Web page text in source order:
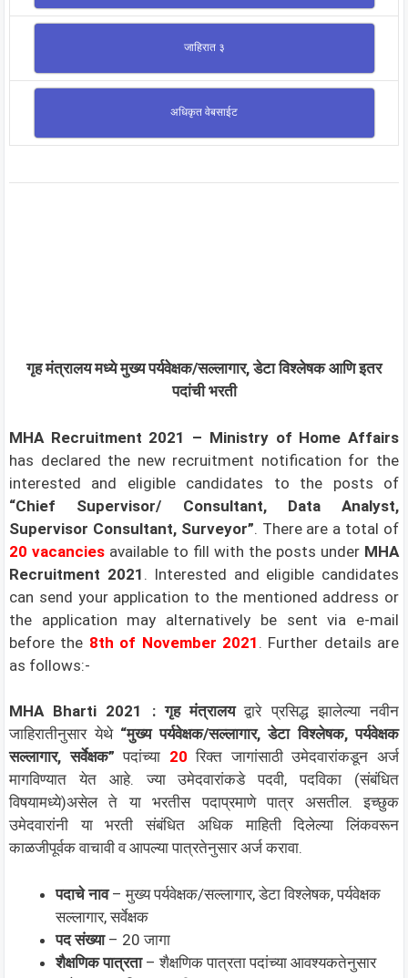
जाहिरात ३
अधिकृत वेबसाईट
गृह मंत्रालय मध्ये मुख्य पर्यवेक्षक/सल्लागार, डेटा विश्लेषक आणि इतर
पदांची भरती
MHA Recruitment 2021 – Ministry of Home Affairs
has declared the new recruitment notification for the
interested and eligible candidates to the posts of
“Chief Supervisor/ Consultant, Data Analyst,
Supervisor Consultant, Surveyor”. There are a total of
20 vacancies available to fill with the posts under MHA
Recruitment 2021 . Interested and eligible candidates
can send your application to the mentioned address or
the application may alternatively be sent via e-mail
before the 8th of November 2021 . Further details are
as follows:-
MHA Bharti 2021 :गृह मंत्रालयद्वारे प्रसिद्ध झालेल्या नवीन
जाहिरातीनुसार येथे “मुख्य पर्यवेक्षक/सल्लागार, डेटा विश्लेषक, पर्यवेक्षक
सल्लागार, सर्वेक्षक”पदांच्या 20 रिक्त जागांसाठी उमेदवारांकडून अर्ज
मागविण्यात येत आहे. ज्या उमेदवारांकडे पदवी, पदविका (संबंधित
विषयामध्ये)असेल ते या भरतीस पदाप्रमाणे पात्र असतील. इच्छुक
उमेदवारांनी या भरती संबंधित अधिक माहिती दिलेल्या लिंकवरून
काळजीपूर्वक वाचावी व आपल्या पात्रतेनुसार अर्ज करावा.
पदाचे नाव– मुख्य पर्यवेक्षक/सल्लागार, डेटा विश्लेषक, पर्यवेक्षक
सल्लागार, सर्वेक्षक
पद संख्या– 20 जागा
शैक्षणिक पात्रता– शैक्षणिक पात्रता पदांच्या आवश्यकतेनुसार